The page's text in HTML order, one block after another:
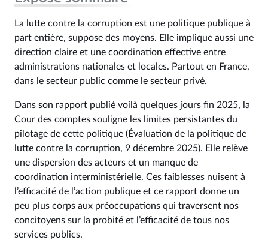
La lutte contre la corruption est une politique publique à
part entière, suppose des moyens. Elle implique aussi une
direction claire et une coordination effective entre
administrations nationales et locales. Partout en France,
dans le secteur public comme le secteur privé.
Dans son rapport publié voilà quelques jours fin 2025, la
Cour des comptes souligne les limites persistantes du
pilotage de cette politique (Évaluation de la politique de
lutte contre la corruption, 9 décembre 2025). Elle relève
une dispersion des acteurs et un manque de
coordination interministérielle. Ces faiblesses nuisent à
l’efficacité de l’action publique et ce rapport donne un
peu plus corps aux préoccupations qui traversent nos
concitoyens sur la probité et l’efficacité de tous nos
services publics.